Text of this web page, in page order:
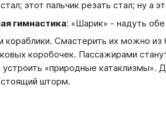
этот пальчик резать стал; ну а
гимнастика: «Шарик» - надуть
кораблики. Смастерить их можно из
коробочек. Пассажирами
устроить «природные катаклизмы».
шторм.